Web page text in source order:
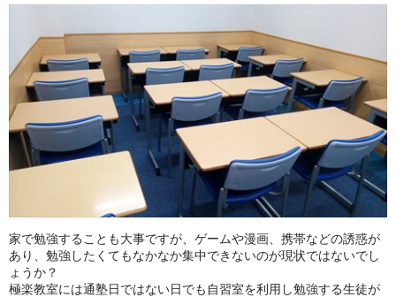
家で勉強することも大事ですが、ゲームや漫画、携帯などの誘惑が
あり、勉強したくてもなかなか集中できないのが現状ではないでし
ょうか？
極楽教室には通塾日ではない日でも自習室を利用し勉強する生徒が